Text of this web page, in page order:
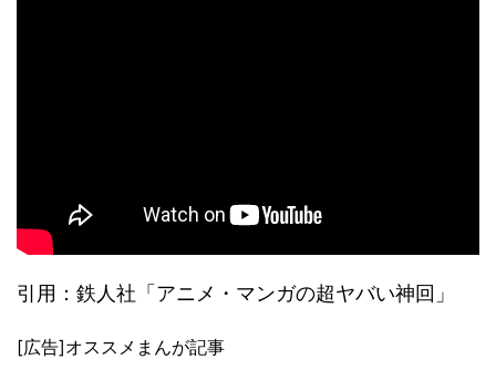
引用：鉄人社「アニメ・マンガの超ヤバい神回」
[広告]オススメまんが記事